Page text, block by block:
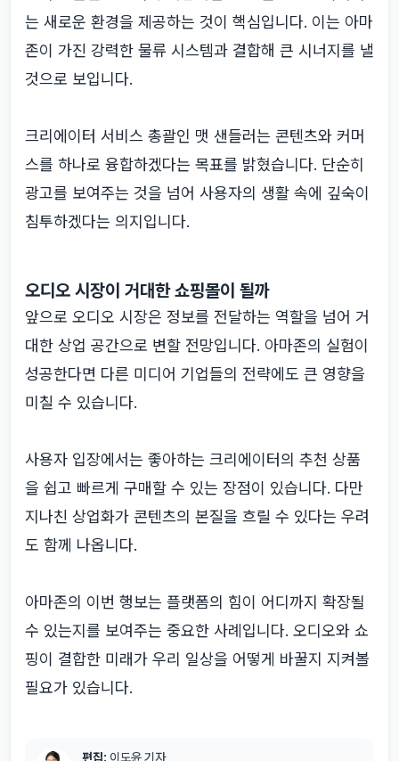
는 새로운 환경을 제공하는 것이 핵심입니다. 이는 아마
존이 가진 강력한 물류 시스템과 결합해 큰 시너지를 낼
것으로 보입니다.
크리에이터 서비스 총괄인 맷 샌들러는 콘텐츠와 커머
스를 하나로 융합하겠다는 목표를 밝혔습니다. 단순히
광고를 보여주는 것을 넘어 사용자의 생활 속에 깊숙이
침투하겠다는 의지입니다.
오디오 시장이 거대한 쇼핑몰이 될까
앞으로 오디오 시장은 정보를 전달하는 역할을 넘어 거
대한 상업 공간으로 변할 전망입니다. 아마존의 실험이
성공한다면 다른 미디어 기업들의 전략에도 큰 영향을
미칠 수 있습니다.
사용자 입장에서는 좋아하는 크리에이터의 추천 상품
을 쉽고 빠르게 구매할 수 있는 장점이 있습니다. 다만
지나친 상업화가 콘텐츠의 본질을 흐릴 수 있다는 우려
도 함께 나옵니다.
아마존의 이번 행보는 플랫폼의 힘이 어디까지 확장될
수 있는지를 보여주는 중요한 사례입니다. 오디오와 쇼
핑이 결합한 미래가 우리 일상을 어떻게 바꿀지 지켜볼
필요가 있습니다.
편집: 이도윤 기자